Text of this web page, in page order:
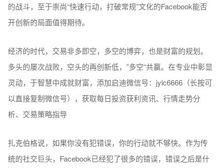
的战斗，至于崇尚“快速行动，打破常规”文化的Facebook能否
开创新的局面值得期待。
经济的时代，交易非多即空，多空的博弈，也是财富的规划。
多头的屡次战败，空头的再创新低，”多空“共赢。在专业中彰显
灵动，于智慧中成就财富，添加启迪微信号：jylc6666（长按可
以直接复制微信号），获取每日投资获利资讯、行情走势分
析、交易策略指导
扎克伯格说，如果你没有犯错误，你的行动就不够快。作为传
统的社交巨头，Facebook已经犯了很多的错误，错误之后是什